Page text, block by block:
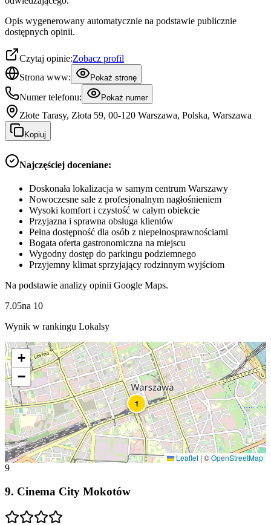
Opis wygenerowany automatycznie na podstawie publicznie
dostępnych opinii.
Czytaj opinie:Zobacz profil
Strona www:
Pokaż stronę
Numer telefonu: Pokaż numer
Złote Tarasy, Złota 59, 00-120 Warszawa, Polska, Warszawa
Kopiuj
Najczęściej doceniane:
Doskonała lokalizacja w samym centrum Warszawy
Nowoczesne sale z profesjonalnym nagłośnieniem
Wysoki komfort i czystość w całym obiekcie
Przyjazna i sprawna obsługa klientów
Pełna dostępność dla osób z niepełnosprawnościami
Bogata oferta gastronomiczna na miejscu
Wygodny dostęp do parkingu podziemnego
Przyjemny klimat sprzyjający rodzinnym wyjściom
Na podstawie analizy opinii Google Maps.
7.05na 10
Wynik w rankingu Lokalsy
1
+
−
Leaflet | ©OpenStreetMap
9
9. Cinema City Mokotów